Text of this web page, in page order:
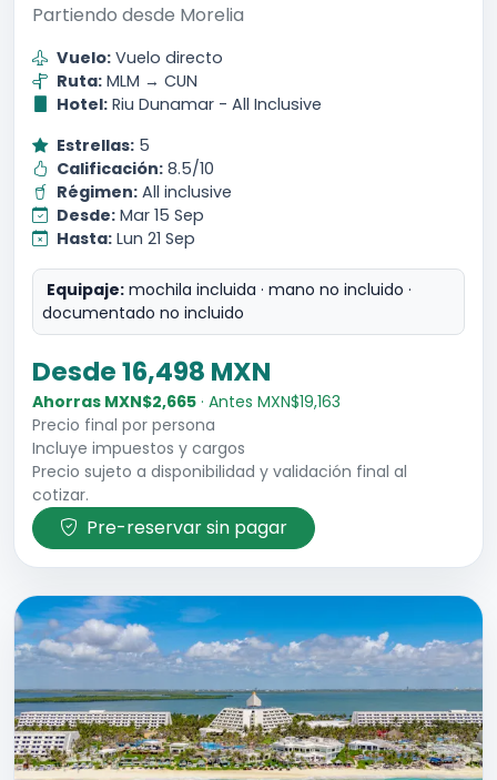
Partiendo desde Morelia
Vuelo: Vuelo directo
Ruta: MLM → CUN
Hotel: Riu Dunamar - All Inclusive
Estrellas: 5
Calificación: 8.5/10
Régimen: All inclusive
Desde: Mar 15 Sep
Hasta: Lun 21 Sep
Equipaje: mochila incluida · mano no incluido ·
documentado no incluido
Desde 16,498 MXN
Ahorras MXN$2,665 · Antes MXN$19,163
Precio final por persona
Incluye impuestos y cargos
Precio sujeto a disponibilidad y validación final al
cotizar.
Pre-reservar sin pagar